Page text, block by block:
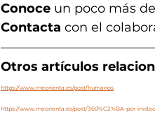
Conoce un poco más
Contacta con el
Otros artículos
https://www.meorienta.es/post/humanos
https://www.meorienta.es/post/360%C2%BA-por-